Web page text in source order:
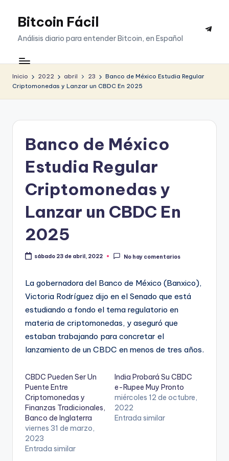
SaltarBitcoin Fácil
Análisis diario para entender Bitcoin, en Español
Inicio 2022 abril 23
Banco de México Estudia Regular
Criptomonedas y Lanzar un CBDC En 2025
Banco de México
Estudia Regular
Criptomonedas y
Lanzar un CBDC En
2025
sábado 23 de abril, 2022 No hay comentarios
La gobernadora del Banco de México (Banxico),
Victoria Rodríguez dijo en el Senado que está
estudiando a fondo el tema regulatorio en
materia de criptomonedas, y aseguró que
estaban trabajando para concretar el
lanzamiento de un CBDC en menos de tres años.
CBDC Pueden Ser Un
Puente Entre
Criptomonedas y
Finanzas Tradicionales,
Banco de Inglaterra
viernes 31 de marzo,
2023
Entrada similar
India Probará Su CBDC
e-Rupee Muy Pronto
miércoles 12 de octubre,
2022
Entrada similar